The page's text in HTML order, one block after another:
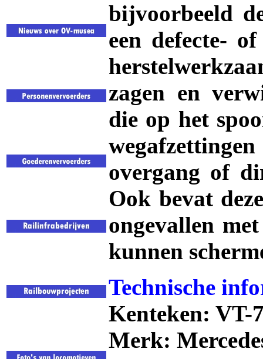
bijvoorbeeld
een defecte-
zagen en
die op het
overgang of
Ook bevat
ongevallen
kunnen
Technische
Kenteken: VT-
Merk: